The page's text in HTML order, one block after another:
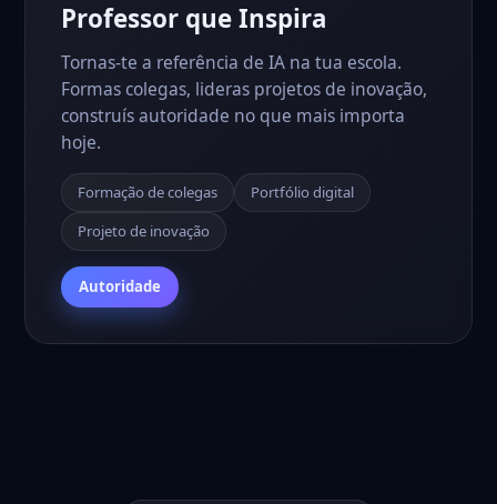
Professor que Inspira
Tornas-te a referência de IA na tua escola.
Formas colegas, lideras projetos de inovação,
construís autoridade no que mais importa
hoje.
Formação de colegas
Portfólio digital
Projeto de inovação
Autoridade